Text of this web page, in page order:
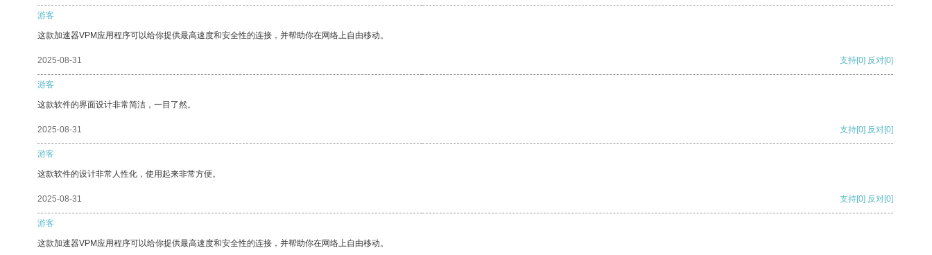
游客
这款加速器VPM应用程序可以给你提供最高速度和安全性的连接，并帮助你在网络上自由移动。
2025-08-31 支持[0] 反对[0]
游客
这款软件的界面设计非常简洁，一目了然。
2025-08-31 支持[0] 反对[0]
游客
这款软件的设计非常人性化，使用起来非常方便。
2025-08-31 支持[0] 反对[0]
游客
这款加速器VPM应用程序可以给你提供最高速度和安全性的连接，并帮助你在网络上自由移动。